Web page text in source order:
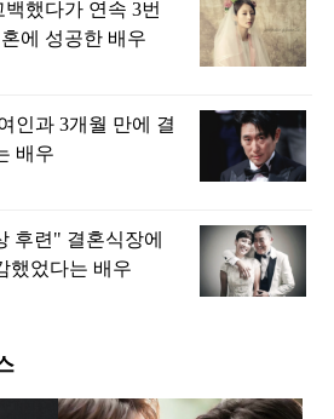
했다가 연속 3번
에 성공한 배우
인과 3개월 만에 결
배우
후련" 결혼식장에
했었다는 배우